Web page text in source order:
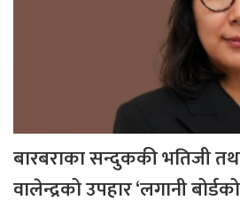
बारबराका सन्दुककी भतिजी
वालेन्द्रको उपहार ‘लगानी